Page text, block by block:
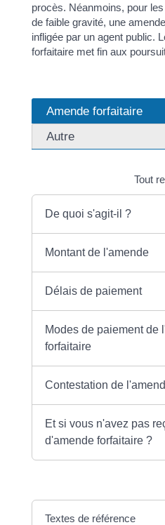
procès. Néanmoins, pour
de faible gravité, une
infligée par un agent public.
forfaitaire met fin aux
Amende forfaitaire
Autre
Tout
De quoi s'agit-il ?
Montant de l'amende
Délais de paiement
Modes de paiement de
forfaitaire
Contestation de
Et si vous n'avez pas
d'amende forfaitaire ?
Textes de référence